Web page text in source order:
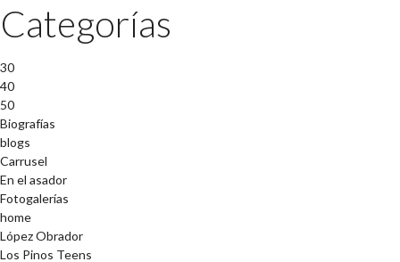
Categorías
30
40
50
Biografías
blogs
Carrusel
En el asador
Fotogalerías
home
López Obrador
Los Pinos Teens